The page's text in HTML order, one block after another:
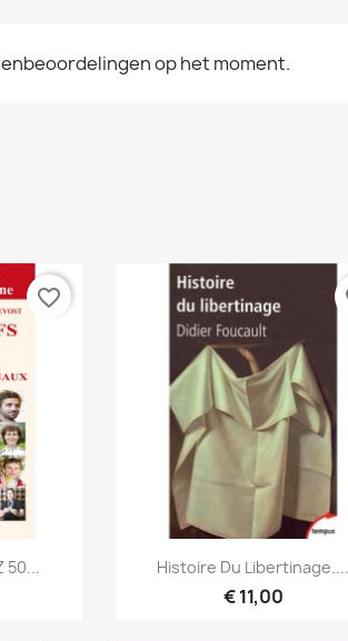
op het moment.
50...
favorite_border
Snel bekijken
Histoire Du Libertinage....
€ 11,00